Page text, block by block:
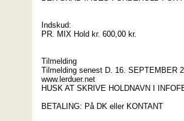
Indskud:
PR. MIX Hold kr. 600,00 kr.
Tilmelding
Tilmelding senest D. 16. SEPTEMBER
www.lerduer.net
HUSK AT SKRIVE HOLDNAVN I
BETALING: På DK eller KONTANT